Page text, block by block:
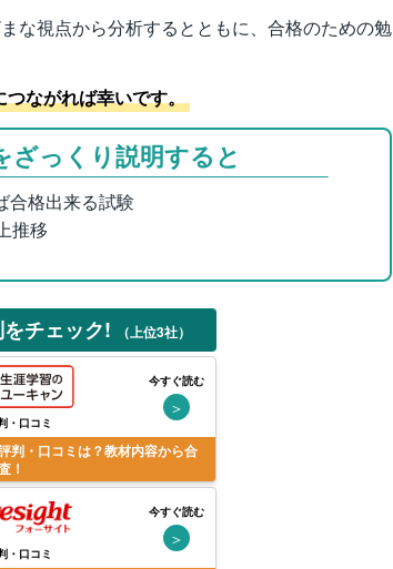
な視点から分析するとともに、合格のための勉
ながれば幸いです。
ざっくり説明すると
合格出来る試験
推移
チェック! （上位3社）
・口コミ
今すぐ読む
＞
判・口コミは？教材内容から合
！
・口コミ
今すぐ読む
＞